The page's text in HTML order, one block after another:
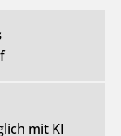
mit KI